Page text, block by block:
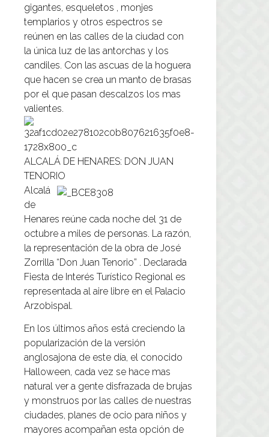
gigantes, esqueletos , monjes
templarios y otros espectros se
reúnen en las calles de la ciudad con
la única luz de las antorchas y los
candiles. Con las ascuas de la hoguera
que hacen se crea un manto de brasas
por el que pasan descalzos los mas
valientes.
ALCALÁ DE HENARES: DON JUAN
TENORIO
Alcalá
de
Henares reúne cada noche del 31 de
octubre a miles de personas. La razón,
la representación de la obra de José
Zorrilla “Don Juan Tenorio” . Declarada
Fiesta de Interés Turístico Regional es
representada al aire libre en el Palacio
Arzobispal.
En los últimos años está creciendo la
popularización de la versión
anglosajona de este día, el conocido
Halloween, cada vez se hace mas
natural ver a gente disfrazada de brujas
y monstruos por las calles de nuestras
ciudades, planes de ocio para niños y
mayores acompañan esta opción de